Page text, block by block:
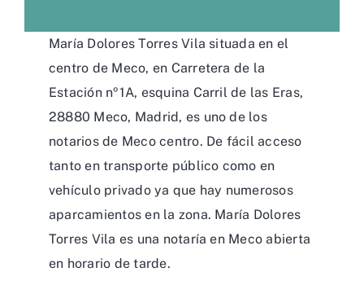
María Dolores Torres Vila situada en el
centro de Meco, en Carretera de la
Estación nº1A, esquina Carril de las Eras,
28880 Meco, Madrid, es uno de los
notarios de Meco centro. De fácil acceso
tanto en transporte público como en
vehículo privado ya que hay numerosos
aparcamientos en la zona. María Dolores
Torres Vila es una notaría en Meco abierta
en horario de tarde.